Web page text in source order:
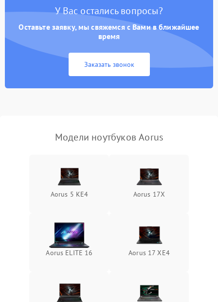
Неисправность зарядного
питания
2000 ₽ Подробнее →
неисправности кулера
пропадание диска
оперативной памяти:
вылеты приложений,
синие экраны
Подробнее →
У Вас остались вопросы?
Оставьте заявку, мы свяжемся с Вами в ближайшее
время
Заказать звонок
Модели ноутбуков Aorus
Aorus 5 KE4 Aorus 17X
Aorus ELITE 16 Aorus 17 XE4